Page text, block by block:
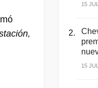
15
15